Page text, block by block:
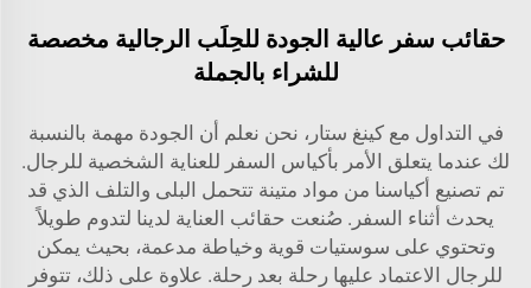
حقائب سفر عالية الجودة للحِلَب الرجالية مخصصة
للشراء بالجملة
في التداول مع كينغ ستار، نحن نعلم أن الجودة مهمة بالنسبة
لك عندما يتعلق الأمر بأكياس السفر للعناية الشخصية للرجال.
تم تصنيع أكياسنا من مواد متينة تتحمل البلى والتلف الذي قد
يحدث أثناء السفر. صُنعت حقائب العناية لدينا لتدوم طويلاً
وتحتوي على سوستيات قوية وخياطة مدعمة، بحيث يمكن
للرجال الاعتماد عليها رحلة بعد رحلة. علاوة على ذلك، تتوفر